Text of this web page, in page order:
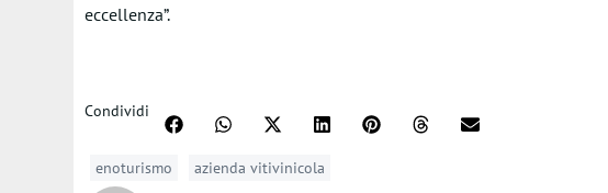
eccellenza”.
Condividi
enoturismo azienda vitivinicola